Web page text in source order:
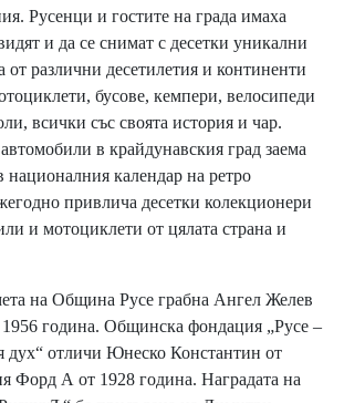
Русенци и гостите на града имаха
и да се снимат с десетки уникални
от различни десетилетия и континенти
бусове, кемпери, велосипеди
всички със своята история и чар.
в крайдунавския град заема
националния календар на ретро
привлича десетки колекционери
и мотоциклети от цялата страна и
на Община Русе грабна Ангел Желев
1956 година. Общинска фондация „Русе –
дух“ отличи Юнеско Константин от
Форд А от 1928 година. Наградата на